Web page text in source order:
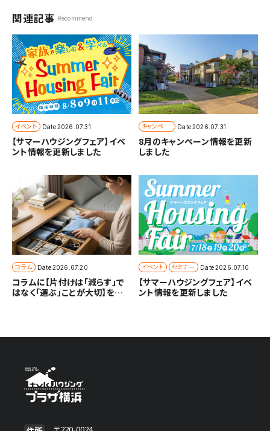
関連記事 Recommend
イベント Date2026.07.31
【サマーハウジングフェア】イベ
ント情報を更新しました
キャンペー
ン
Date2026.07.31
8月のキャンペーン情報を更新
しました
コラム Date2026.07.20
コラムに【片付けは「減らす」で
はなく「選ぶ」ことが大切】を追
イベント セミナー Date2026.07.10
【サマーハウジングフェア】イベ
ント情報を更新しました